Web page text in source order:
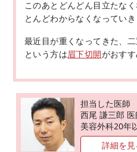
このあとどんどん目立たな
とんどわからなくなっていき
最近目が重くなってきた、
という方は眉下切開がおす
担当した医師
西尾 謙三郎 医
美容外科20年
詳細を見